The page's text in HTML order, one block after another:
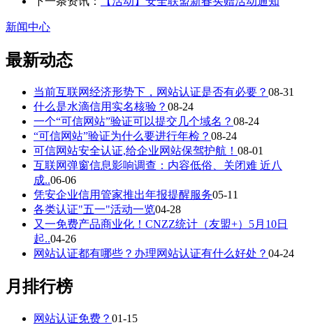
新闻中心
最新动态
当前互联网经济形势下，网站认证是否有必要？ 08-31
什么是水滴信用实名核验？ 08-24
一个“可信网站”验证可以提交几个域名？ 08-24
“可信网站”验证为什么要进行年检？ 08-24
可信网站安全认证,给企业网站保驾护航！ 08-01
互联网弹窗信息影响调查：内容低俗、关闭难 近八
成..06-06
凭安企业信用管家推出年报提醒服务05-11
各类认证"五一"活动一览04-28
又一免费产品商业化！CNZZ统计（友盟+）5月10日
起..04-26
网站认证都有哪些？办理网站认证有什么好处？ 04-24
月排行榜
网站认证免费？ 01-15